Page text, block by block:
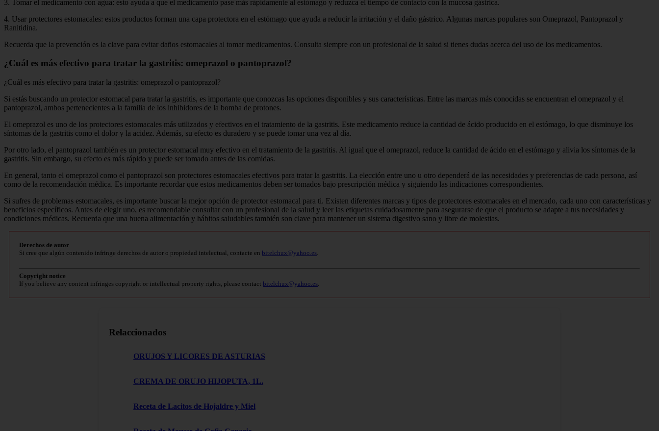
3. Tomar el medicamento con agua: esto ayuda a que el medicamento pase más rápidamente al estómago y reduzca el tiempo de contacto con la mucosa gástrica.
4. Usar protectores estomacales: estos productos forman una capa protectora en el estómago que ayuda a reducir la irritación y el daño gástrico. Algunas marcas populares son Omeprazol, Pantoprazol y
Ranitidina.
Recuerda que la prevención es la clave para evitar daños estomacales al tomar medicamentos. Consulta siempre con un profesional de la salud si tienes dudas acerca del uso de los medicamentos.
¿Cuál es más efectivo para tratar la gastritis: omeprazol o pantoprazol?
¿Cuál es más efectivo para tratar la gastritis: omeprazol o pantoprazol?
Si estás buscando un protector estomacal para tratar la gastritis, es importante que conozcas las opciones disponibles y sus características. Entre las marcas más conocidas se encuentran el omeprazol y el
pantoprazol, ambos pertenecientes a la familia de los inhibidores de la bomba de protones.
El omeprazol es uno de los protectores estomacales más utilizados y efectivos en el tratamiento de la gastritis. Este medicamento reduce la cantidad de ácido producido en el estómago, lo que disminuye los
síntomas de la gastritis como el dolor y la acidez. Además, su efecto es duradero y se puede tomar una vez al día.
Por otro lado, el pantoprazol también es un protector estomacal muy efectivo en el tratamiento de la gastritis. Al igual que el omeprazol, reduce la cantidad de ácido en el estómago y alivia los síntomas de la
gastritis. Sin embargo, su efecto es más rápido y puede ser tomado antes de las comidas.
En general, tanto el omeprazol como el pantoprazol son protectores estomacales efectivos para tratar la gastritis. La elección entre uno u otro dependerá de las necesidades y preferencias de cada persona, así
como de la recomendación médica. Es importante recordar que estos medicamentos deben ser tomados bajo prescripción médica y siguiendo las indicaciones correspondientes.
Si sufres de problemas estomacales, es importante buscar la mejor opción de protector estomacal para ti. Existen diferentes marcas y tipos de protectores estomacales en el mercado, cada uno con características y
beneficios específicos. Antes de elegir uno, es recomendable consultar con un profesional de la salud y leer las etiquetas cuidadosamente para asegurarse de que el producto se adapte a tus necesidades y
condiciones médicas. Recuerda que una buena alimentación y hábitos saludables también son clave para mantener un sistema digestivo sano y libre de molestias.
Derechos de autor
Si cree que algún contenido infringe derechos de autor o propiedad intelectual, contacte en bitelchux@yahoo.es.
Copyright notice
If you believe any content infringes copyright or intellectual property rights, please contact bitelchux@yahoo.es.
Relaccionados
ORUJOS Y LICORES DE ASTURIAS
CREMA DE ORUJO HIJOPUTA, 1L.
Receta de Lacitos de Hojaldre y Miel